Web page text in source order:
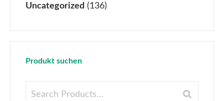
Uncategorized (136)
Produkt suchen